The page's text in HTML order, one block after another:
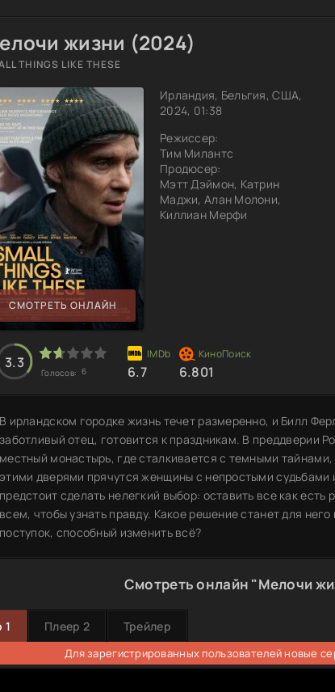
жизни (2024)
THINGS LIKE THESE
СМОТРЕТЬ ОНЛАЙН
Ирландия, Бельгия, США,
2024, 01:38
Режиссер:
Тим Милантс
Продюсер:
Мэтт Дэймон, Катрин
Маджи, Алан Молони,
Киллиан Мерфи
3.3
Голосов: 6 6.7 6.801
В ирландском городке жизнь течет размеренно, и Билл
заботливый отец, готовится к праздникам. В преддверии
местный монастырь, где сталкивается с темными
этими дверями прячутся женщины с непростыми судьбами
предстоит сделать нелегкий выбор: оставить все как есть
всем, чтобы узнать правду. Какое решение станет для
поступок, способный изменить всё?
Смотреть онлайн "Мелочи
1 Плеер 2 Трейлер
Для зарегистрированных пользователей новые